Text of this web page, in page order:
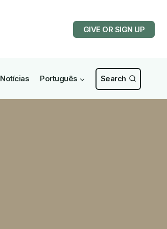
GIVE OR SIGN UP
Notícias Português Search